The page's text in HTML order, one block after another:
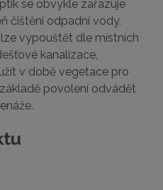
se obvykle zařazuje
čištění odpadní vody.
vypouštět dle místních
kanalizace,
v době vegetace pro
povolení odvádět